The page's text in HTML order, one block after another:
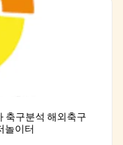
축구분석 해외축구
놀이터